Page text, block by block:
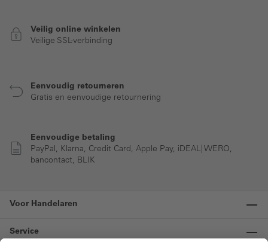
Veilig online winkelen
Veilige SSL-verbinding
Eenvoudig retourneren
Gratis en eenvoudige retournering
Eenvoudige betaling
PayPal, Klarna, Credit Card, Apple Pay, iDEAL| WERO,
bancontact, BLIK
Voor Handelaren
Service